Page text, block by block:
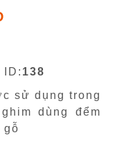
ID: 138
sử dụng trong
dùng đểm
gỗ